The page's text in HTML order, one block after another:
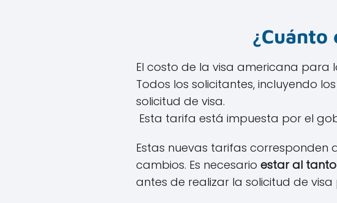
¿Cuánto
El costo de la visa americana para
Todos los solicitantes, incluyendo
solicitud de visa.
Esta tarifa está impuesta por el
Estas nuevas tarifas corresponden
cambios. Es necesario estar al
antes de realizar la solicitud de